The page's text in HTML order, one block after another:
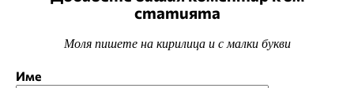
статията
Моля пишете на кирилица и с малки букви
Име